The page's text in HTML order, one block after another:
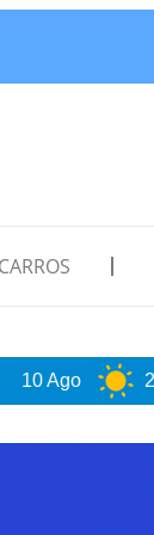
CARROS
25°C